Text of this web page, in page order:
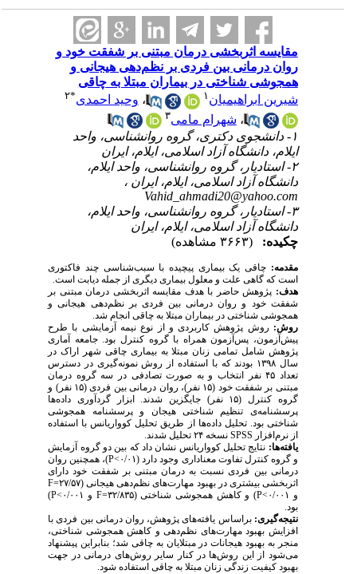
مقایسه اثربخشی درمان مبتنی بر شفقت خود و
روان درمانی بین فردی بر نظم‌دهی هیجانی و
همجوشی شناختی در بیماران مبتلا به چاقی
شیرین ابراهیمیان ۱ ،وحید احمدی* ۲
،شهرام مامی
۱- دانشجوی دکتری، گروه روانشناسی، واحد
ایلام، دانشگاه آزاد اسلامی، ایلام، ایران
۲- استادیار، گروه روانشناسی، واحد ایلام،
دانشگاه آزاد اسلامی، ایلام، ایران ،
Vahid_ahmadi20@yahoo.com
۳- استادیار، گروه روانشناسی، واحد ایلام،
دانشگاه آزاد اسلامی، ایلام، ایران
چکیده:
مقدمه:چاقی یک بیماری پیچیده با سبب‌شناسی چند فاکتوری
است که گاهی علت و معلول بیماری دیگری از جمله دیابت است.
هدف:پژوهش حاضر با هدف مقایسه اثربخشی درمان مبتنی بر
شفقت خود و روان درمانی بین فردی بر نظم‌دهی هیجانی و
همجوشی شناختی در بیماران مبتلا به چاقی انجام شد.
روش:روش پژوهش کاربردی و از نوع نیمه آزمایشی با طرح
پیش‌آزمون، پس‌آزمون همراه با گروه کنترل بود. جامعه آماری
پژوهش شامل تمامی زنان مبتلا به بیماری چاقی شهر اراک در
سال ۱۳۹۸ بودند که با استفاده از روش نمونه‌گیری در دسترس
تعداد ۴۵ نفر انتخاب و به صورت تصادفی در سه گروه درمان
مبتنی بر شفقت خود (۱۵ نفر)، روان درمانی بین فردی (۱۵ نفر) و
گروه کنترل (۱۵ نفر) جایگزین شدند. ابزار گردآوری داده‌ها
پرسشنامه‌ی تنظیم شناختی هیجان و پرسشنامه همجوشی
شناختی بود. تحلیل داده‌ها از طریق تحلیل کوواریانس با استفاده
از نرم‌افزار SPSSنسخه ۲۴ تحلیل شدند.
یافته‌ها:نتایج تحلیل کوواریانس نشان داد که بین دو گروه آزمایش
و گروه کنترل تفاوت معناداری وجود دارد (۰/۰۱>
P)، همچنین روان
درمانی بین فردی نسبت به درمان مبتنی بر شفقت خود دارای
اثربخشی بیشتری در بهبود مهارت‌های نظم‌­دهی هیجانی (۲۷/۵۷
=F
P) و کاهش همجوشی شناختی (۳۲/۸۳۵ =F و ۰/۰۰۱> P
)
بود.
نتیجه‌گیری:براساس یافته‌های پژوهش، روان درمانی بین فردی با
افزایش بهبود مهارت‌های نظم­‌دهی و کاهش همجوشی شناختی،
منجر به بهبود هیجانات در مبتلایان به چاقی شد؛ بنابراین پیشنهاد
می‌شود از این روش‌ها در کنار سایر روش‌های درمانی در جهت
بهبود کیفیت زندگی زنان مبتلا به چاقی استفاده شود.